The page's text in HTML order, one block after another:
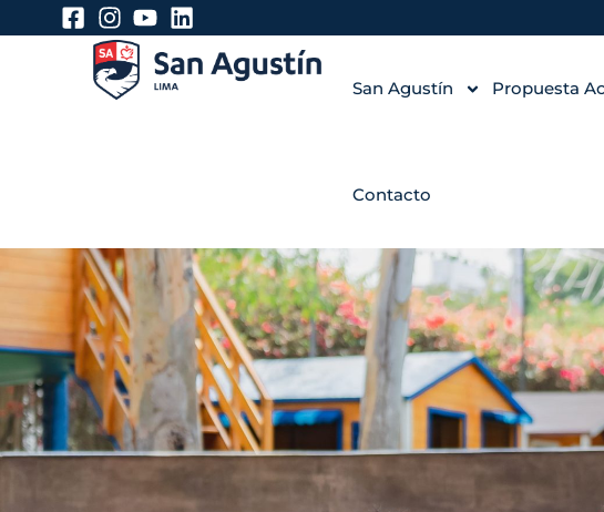
San Agustín Propuesta
Contacto